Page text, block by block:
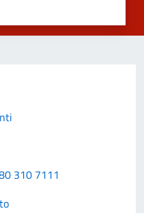
310 7111